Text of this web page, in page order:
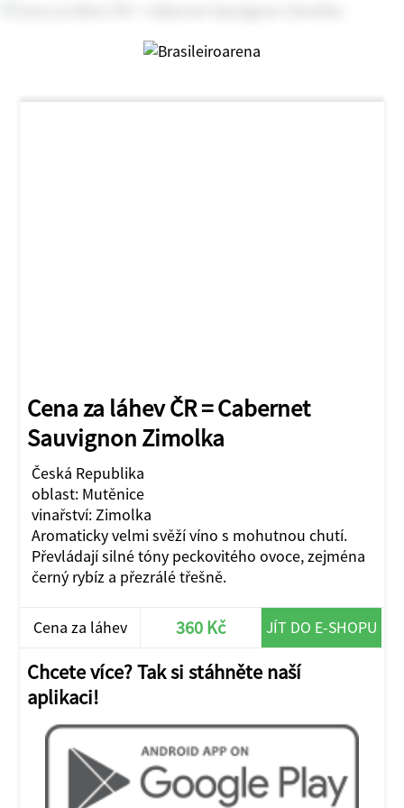
Cena za láhev ČR = Cabernet
Sauvignon Zimolka
Česká Republika
oblast: Mutěnice
vinařství: Zimolka
Aromaticky velmi svěží víno s mohutnou chutí.
Převládají silné tóny peckovitého ovoce, zejména
černý rybíz a přezrálé třešně.
Cena za láhev 360 Kč JÍT DO E-SHOPU
Chcete více? Tak si stáhněte naší
aplikaci!